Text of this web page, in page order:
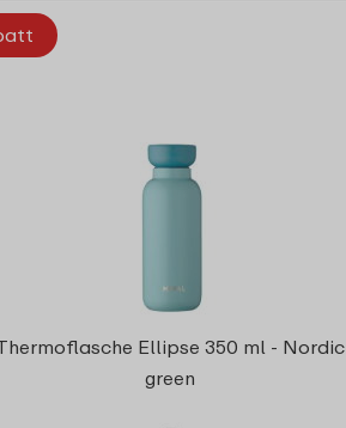
Ellipse 350 ml - Nordic
green